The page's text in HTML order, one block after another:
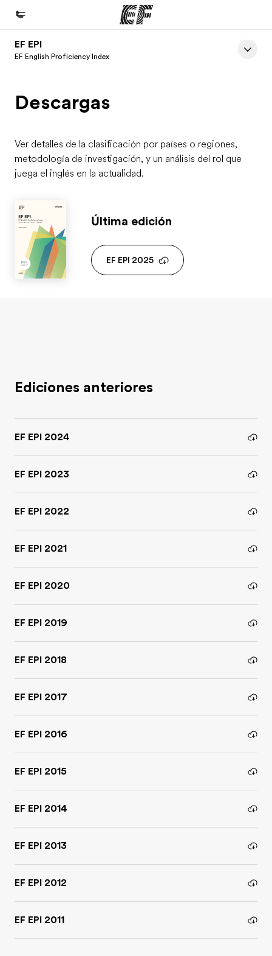
Inicio
Programas
Oficinas
Encuentra una oficina
Quiénes somos
Trabajos
Únete al equipo
EF EPI
EF English Proficiency Index
Descargas
Ver detalles de la clasificación por países o regiones,
metodología de investigación, y un análisis del rol que
juega el inglés en la actualidad.
Última edición
EF EPI 2025
Ediciones anteriores
EF EPI 2024
EF EPI 2023
EF EPI 2022
EF EPI 2021
EF EPI 2020
EF EPI 2019
EF EPI 2018
EF EPI 2017
EF EPI 2016
EF EPI 2015
EF EPI 2014
EF EPI 2013
EF EPI 2012
EF EPI 2011